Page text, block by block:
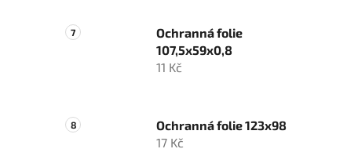
Ochranná folie
107,5x59x0,8
11 Kč
Ochranná folie 123x98
17 Kč